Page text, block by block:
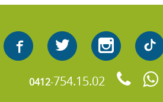
0412-754.15.02